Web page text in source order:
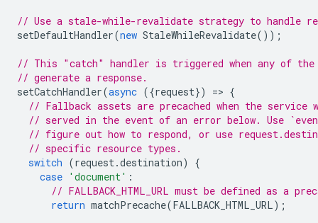
// Use a stale-while-revalidate strategy to handle
setDefaultHandler(new StaleWhileRevalidate());
// This "catch" handler is triggered when any of
// generate a response.
setCatchHandler(async ({request}) => {
// Fallback assets are precached when the
// served in the event of an error below. Use
// figure out how to respond, or use
// specific resource types.
switch (request.destination)
{
case 'document' :
// FALLBACK_HTML_URL must be defined as a
return matchPrecache(FALLBACK_HTML_URL);